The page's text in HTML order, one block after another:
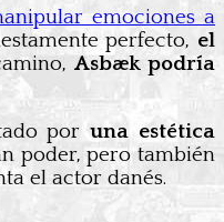
emociones a
perfecto, el
Asbæk podría
poruna estética
poder, pero también
el actor danés.